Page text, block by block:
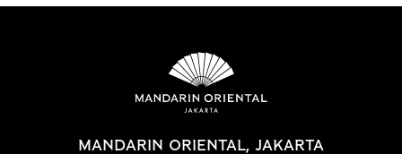
MANDARIN ORIENTAL, JAKARTA